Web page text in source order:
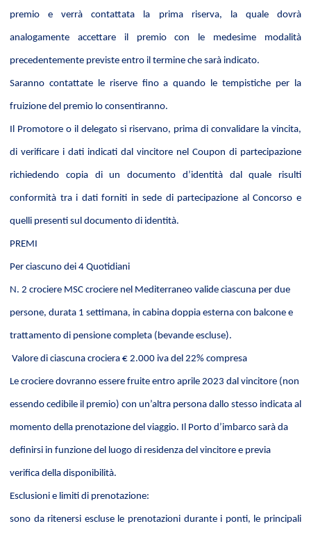
premio e verrà contattata la prima riserva, la quale dovrà
analogamente accettare il premio con le medesime modalità
precedentemente previste entro il termine che sarà indicato.
Saranno contattate le riserve fino a quando le tempistiche per la
fruizione del premio lo consentiranno.
Il Promotore o il delegato si riservano, prima di convalidare la vincita,
di verificare i dati indicati dal vincitore nel Coupon di partecipazione
richiedendo copia di un documento d’identità dal quale risulti
conformità tra i dati forniti in sede di partecipazione al Concorso e
quelli presenti sul documento di identità.
PREMI
Per ciascuno dei 4 Quotidiani
N. 2 crociere MSC crociere nel Mediterraneo valide ciascuna per due
persone, durata 1 settimana, in cabina doppia esterna con balcone e
trattamento di pensione completa (bevande escluse).
Valore di ciascuna crociera € 2.000 iva del 22% compresa
Le crociere dovranno essere fruite entro aprile 2023 dal vincitore (non
essendo cedibile il premio) con un’altra persona dallo stesso indicata al
momento della prenotazione del viaggio. Il Porto d’imbarco sarà da
definirsi in funzione del luogo di residenza del vincitore e previa
verifica della disponibilità.
Esclusioni e limiti di prenotazione:
sono da ritenersi escluse le prenotazioni durante i ponti, le principali